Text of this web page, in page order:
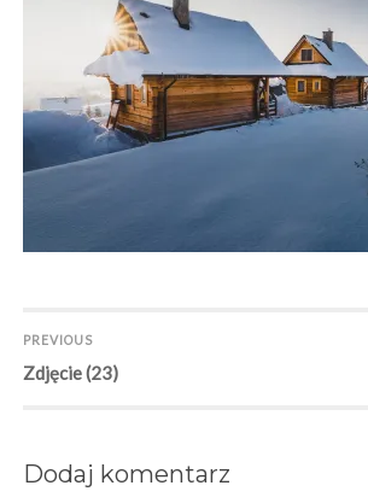
Nawigacja
wpisu
PREVIOUS
Previous
Zdjęcie (23)
Dodaj komentarz